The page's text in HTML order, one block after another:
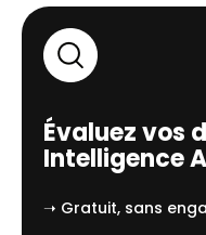
Évaluez vos
Intelligence
➝ Gratuit, sans